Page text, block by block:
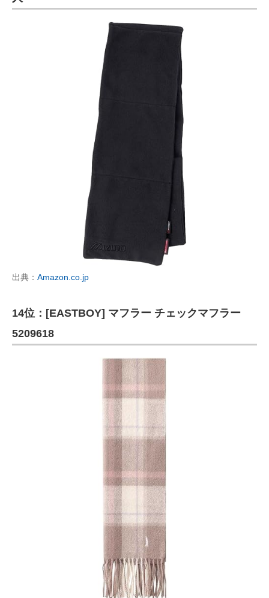
出典： Amazon.co.jp
14位：[EASTBOY] マフラー チェックマフラー
5209618